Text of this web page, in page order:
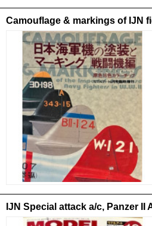
Camouflage & markings of IJN
IJN Special attack a/c, Panzer II